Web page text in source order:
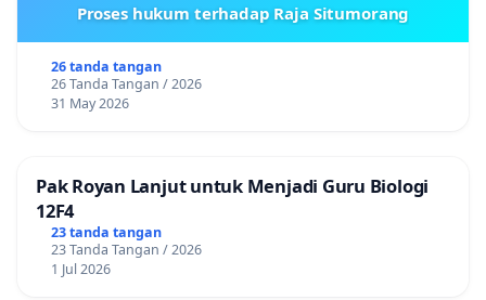
Proses hukum terhadap Raja Situmorang
26 tanda tangan
26 Tanda Tangan / 2026
31 May 2026
Pak Royan Lanjut untuk Menjadi Guru Biologi
12F4
23 tanda tangan
23 Tanda Tangan / 2026
1 Jul 2026